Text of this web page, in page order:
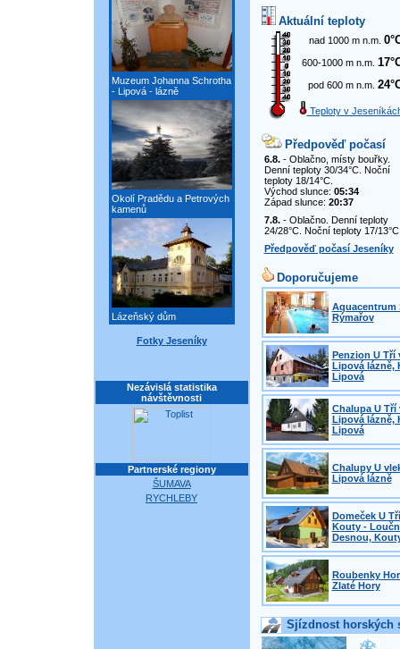
Muzeum Johanna Schrotha
- Lipová - lázně
Okolí Pradědu a Petrových
kamenů
Lázeňský dům
Fotky Jeseníky
Nezávislá statistika
návštěvnosti
Partnerské regiony
ŠUMAVA
RYCHLEBY
Aktuální teploty
nad 1000 m n.m.
600-1000 m n.m.
pod 600 m n.m.
Teploty v
Předpověď počasí
6.8.- Oblačno, místy bouřky.
Denní teploty 30/34°C. Noční
teploty 18/14°C.
Východ slunce: 05:34
Západ slunce: 20:37
7.8.- Oblačno. Denní teploty
24/28°C. Noční teploty 17/
Předpověď počasí Jeseníky
Doporučujeme
Aquacentrum
Rýmařov
Penzion U Tří
Lipová lázně,
Lipová
Chalupa U Tří
Lipová lázně,
Lipová
Chalupy U
Lipová lázně
Domeček U
Kouty -
Desnou,
Roubenky
Zlaté Hory
Sjízdnost horských